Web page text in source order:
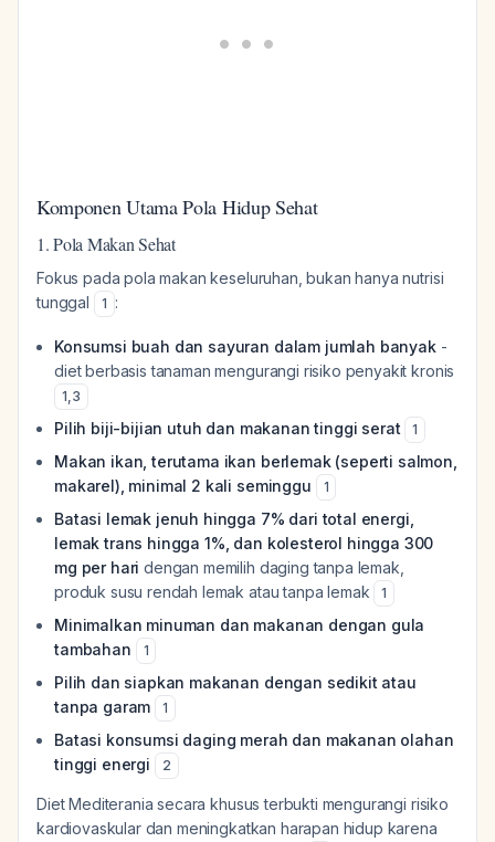
Komponen Utama Pola Hidup Sehat
1. Pola Makan Sehat
Fokus pada pola makan keseluruhan, bukan hanya nutrisi
tunggal
1 :
Konsumsi buah dan sayuran dalam jumlah banyak-
diet berbasis tanaman mengurangi risiko penyakit kronis
1,3
Pilih biji-bijian utuh dan makanan tinggi serat 1
Makan ikan, terutama ikan berlemak (seperti salmon,
makarel), minimal 2 kali seminggu
1
Batasi lemak jenuh hingga 7% dari total energi,
lemak trans hingga 1%, dan kolesterol hingga 300
mg per hari dengan memilih daging tanpa lemak,
produk susu rendah lemak atau tanpa lemak
1
Minimalkan minuman dan makanan dengan gula
tambahan
1
Pilih dan siapkan makanan dengan sedikit atau
tanpa garam
1
Batasi konsumsi daging merah dan makanan olahan
tinggi energi
2
Diet Mediterania secara khusus terbukti mengurangi risiko
kardiovaskular dan meningkatkan harapan hidup karena